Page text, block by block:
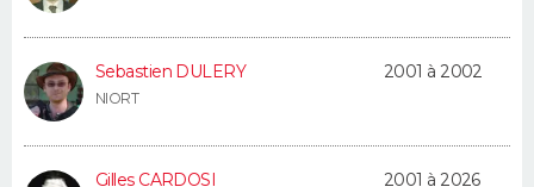
Bricolage
Lifestyle
Culture
Sport
Auto
Television
Voyage
Cinema Sebastien DULERY
NIORT
2001 à 2002
Gilles CARDOSI 2001 à 2026